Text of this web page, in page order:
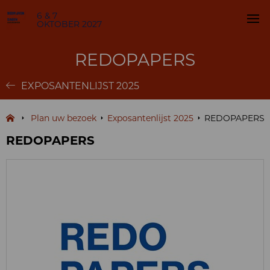
6 & 7
OKTOBER 2027
REDOPAPERS
EXPOSANTENLIJST 2025
Plan uw bezoek Exposantenlijst 2025 REDOPAPERS
REDOPAPERS